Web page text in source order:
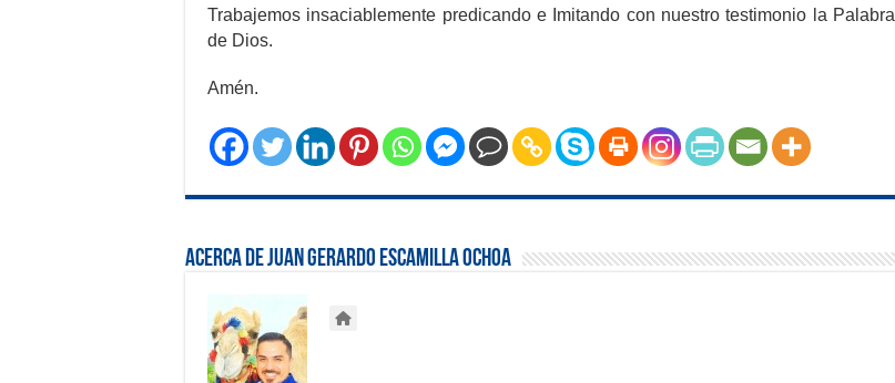
Trabajemos insaciablemente predicando e Imitando con nuestro testimonio la Palabra
de Dios.
Amén.
Acerca de Juan Gerardo Escamilla Ochoa